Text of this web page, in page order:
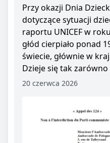
Przy okazji Dnia
dotyczące sytuacji
raportu UNICEF w
głód cierpiało ponad
świecie, głównie w
Dzieje się tak
20 czerwca 2026